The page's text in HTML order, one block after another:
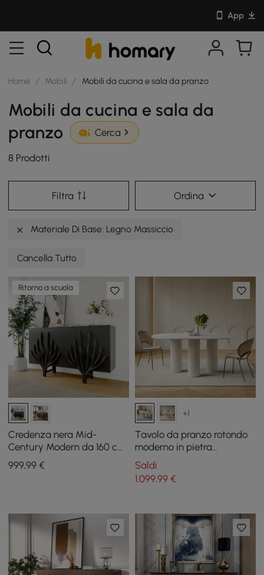
App
Home / Mobili / Mobili da cucina e sala da pranzo
Mobili da cucina e sala da
pranzo
Cerca
8 Prodotti
Filtra Ordina
Materiale Di Base: Legno Massiccio
Cancella Tutto
Ritorno a scuola
Credenza nera Mid-
Century Modern da 160 cm
con design a ramo e 2 ante
999,99 €
+1
Tavolo da pranzo rotondo
moderno in pietra
sinterizzata da 63 pollici
per 6-8 persone
Saldi
1.099,99€